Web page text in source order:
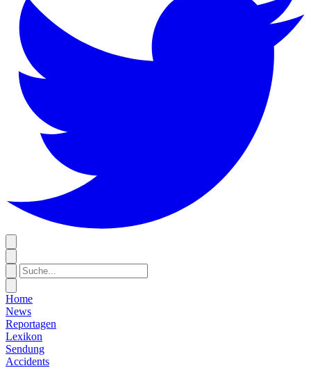
Home
News
Reportagen
Lexikon
Sendung
Accidents